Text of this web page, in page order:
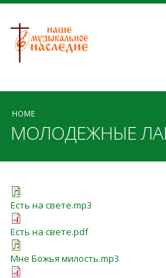
HOME
МОЛОДЕЖНЫЕ
Есть на свете.mp3
Есть на свете.pdf
Мне Божья милость.mp3